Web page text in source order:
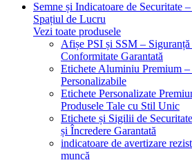
Semne și Indicatoare de Securitate
Spațiul de Lucru
Vezi toate produsele
Afișe PSI și SSM –
Conformitate Garantată
Etichete Aluminiu Premium
Personalizabile
Etichete Personalizate
Produsele Tale cu Stil Unic
Etichete și Sigilii de
și Încredere Garantată
indicatoare de avertizare
muncă